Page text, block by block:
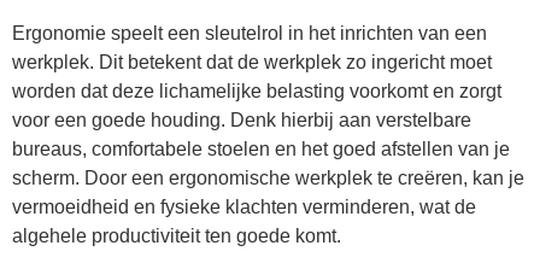
Ergonomie speelt een sleutelrol in het inrichten van een
werkplek. Dit betekent dat de werkplek zo ingericht moet
worden dat deze lichamelijke belasting voorkomt en zorgt
voor een goede houding. Denk hierbij aan verstelbare
bureaus, comfortabele stoelen en het goed afstellen van je
scherm. Door een ergonomische werkplek te creëren, kan je
vermoeidheid en fysieke klachten verminderen, wat de
algehele productiviteit ten goede komt.